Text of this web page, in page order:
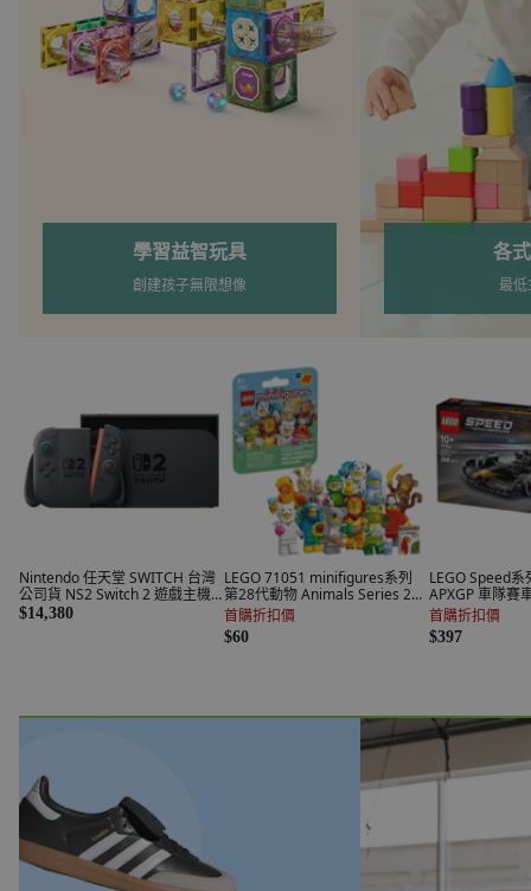
各式積木
最低3折起
夏日
5
Nintendo 任天堂 SWITCH 台灣
公司貨 NS2 Switch 2 遊戲主機
原廠保固一年
$14,380
LEGO 71051 minifigures系列
第28代動物 Animals Series 28,
款式隨機, 1個
首購折扣價
$60
LEGO Speed
APXGP 車隊賽
Race Car from
77252, 混和顏
首購折扣價
$397